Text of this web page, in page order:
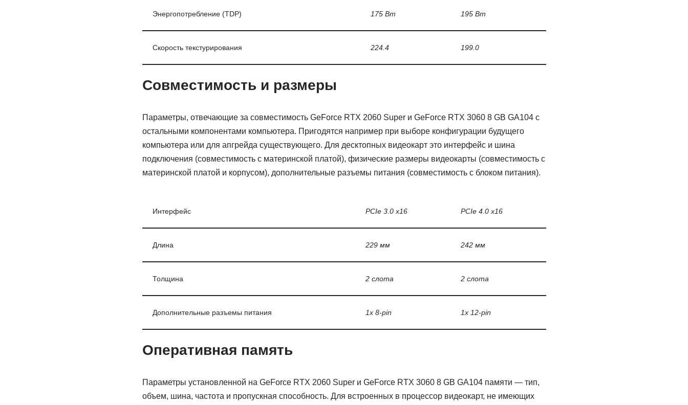
Энергопотребление (TDP) 175 Вт 195 Вт
Скорость текстурирования 224.4 199.0
Совместимость и размеры
Параметры, отвечающие за совместимость GeForce RTX 2060 Super и GeForce RTX 3060 8 GB GA104 с
остальными компонентами компьютера. Пригодятся например при выборе конфигурации будущего
компьютера или для апгрейда существующего. Для десктопных видеокарт это интерфейс и шина
подключения (совместимость с материнской платой), физические размеры видеокарты (совместимость с
материнской платой и корпусом), дополнительные разъемы питания (совместимость с блоком питания).
Интерфейс PCIe 3.0 x16 PCIe 4.0 x16
Длина 229 мм 242 мм
Толщина 2 слота 2 слота
Дополнительные разъемы питания 1x 8-pin 1x 12-pin
Оперативная память
Параметры установленной на GeForce RTX 2060 Super и GeForce RTX 3060 8 GB GA104 памяти — тип,
объем, шина, частота и пропускная способность. Для встроенных в процессор видеокарт, не имеющих